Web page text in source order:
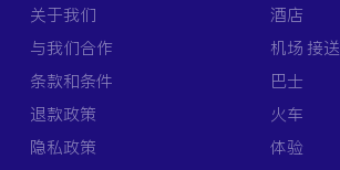
关于我们
与我们合作
条款和条件
退款政策
隐私政策
酒店
机场 接送
巴士
火车
体验